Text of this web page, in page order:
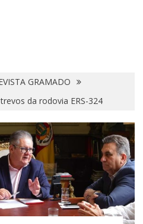
GRAMADO
da rodovia ERS-324